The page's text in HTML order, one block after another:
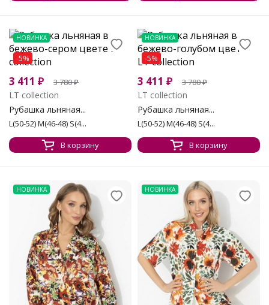
НОВИНКА
-5%
3 411 ₽ 3 780₽
LT collection
Рубашка льняная...
L(50-52) M(46-48) S(4...
В корзину
НОВИНКА
-5%
3 411 ₽ 3 780₽
LT collection
Рубашка льняная...
L(50-52) M(46-48) S(4...
В корзину
НОВИНКА НОВИНКА